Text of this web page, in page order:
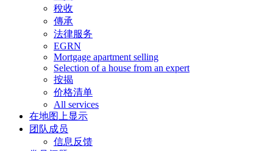
稅收
傳承
法律服务
EGRN
Mortgage apartment selling
Selection of a house from an expert
按揭
价格清单
All services
在地图上显示
团队成员
信息反馈